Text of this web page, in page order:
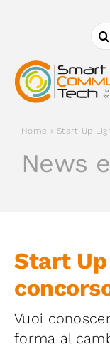
Ambiti
Iniziative
Home » Start Up
News
Start
Vuoi
forma al